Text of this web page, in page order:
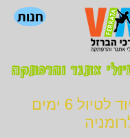
חנות
אתגר והרפתקה
רשימת ציוד לטיול 6 ימים